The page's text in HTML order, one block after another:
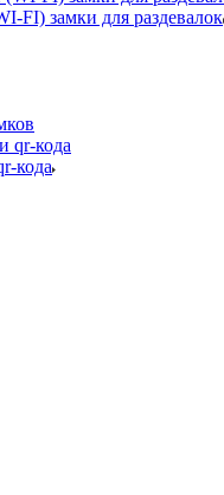
FI) замки для раздевалок
кода